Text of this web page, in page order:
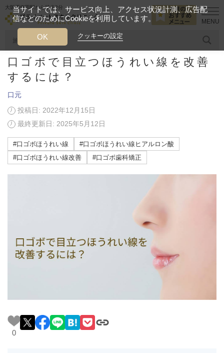
大阪西梅田駅から徒歩2分
人気のワード 糸リフト ヒアルロン酸 リジュランアイ
当クリニック月替わりのおすすめのメニュー
プライベートスキンクリニックが
選ばれる理由
施術症例
美容ブログ 口元 口ゴボで目立つほうれい線を改善するに
口ゴボで目立つほうれい線を改善
するには？
口元
投稿日: 2022年12月15日
最終更新日: 2025年5月12日
#口ゴボほうれい線
#口ゴボほうれい線ヒアルロン酸
#口ゴボほうれい線改善
#口ゴボ歯科矯正
0
当サイトでは、サービス向上、アクセス状況計測、広告配
信などのためにCookieを利用しています。
クッキーの設定
OK